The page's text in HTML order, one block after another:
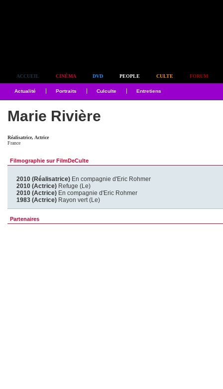
ACCUEIL CINÉMA DVD PEOPLE CULTE FORUM
Actualité Portraits Culculte Entretiens
Marie Rivière
Réalisatrice, Actrice
France
Filmographie sur FilmDeCulte
2010 (Réalisatrice) En compagnie d'Eric Rohmer
2010 (Actrice) Refuge (Le)
2010 (Actrice) En compagnie d'Eric Rohmer
1983 (Actrice) Rayon vert (Le)
Partenaires